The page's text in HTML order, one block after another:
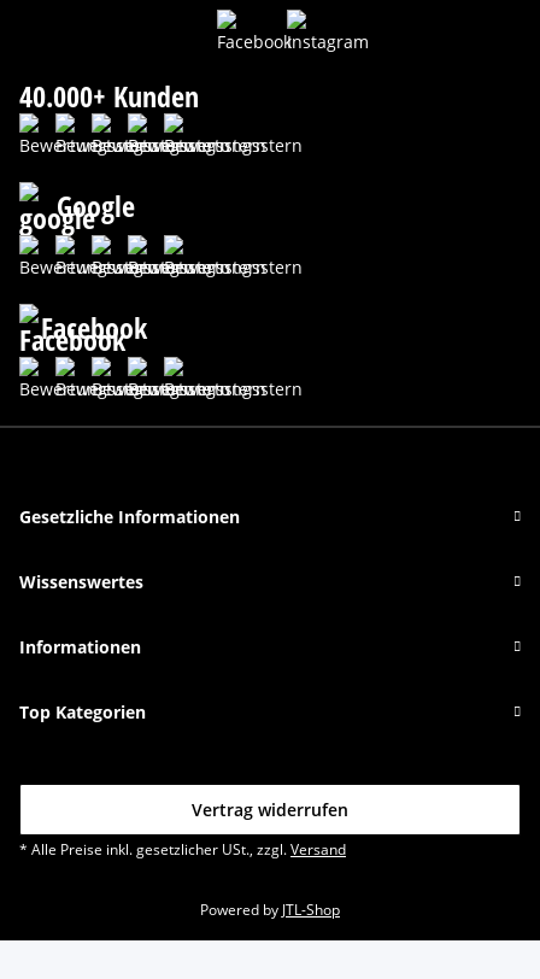
40.000+ Kunden
Google
Facebook
Gesetzliche Informationen
Wissenswertes
Informationen
Top Kategorien
Vertrag widerrufen
* Alle Preise inkl. gesetzlicher USt., zzgl.Versand
Powered by JTL-Shop